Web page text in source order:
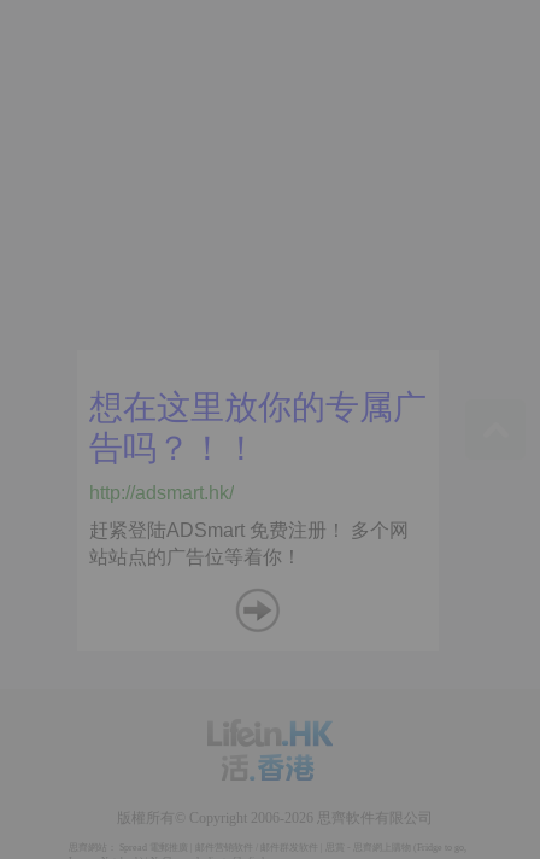
版權所有© Copyright 2006-2026 思齊軟件有限公司
Spread 電郵推廣